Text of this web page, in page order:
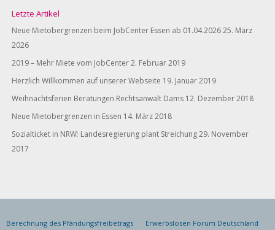
Letzte Artikel
Neue Mietobergrenzen beim JobCenter Essen ab 01.04.202625. März
2026
2019 – Mehr Miete vom JobCenter2. Februar 2019
Herzlich Willkommen auf unserer Webseite 19. Januar 2019
Weihnachtsferien Beratungen Rechtsanwalt Dams 12. Dezember 2018
Neue Mietobergrenzen in Essen 14. März 2018
Sozialticket in NRW: Landesregierung plant Streichung29. November
2017
Berechnung des Pfändungsfreibetrags
Erwerbslosen Forum Deutschland